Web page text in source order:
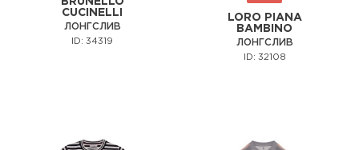
CUCINELLI
ЛОНГСЛИВ
ID: 34319
LORO PIANA
BAMBINO
ЛОНГСЛИВ
ID: 32108